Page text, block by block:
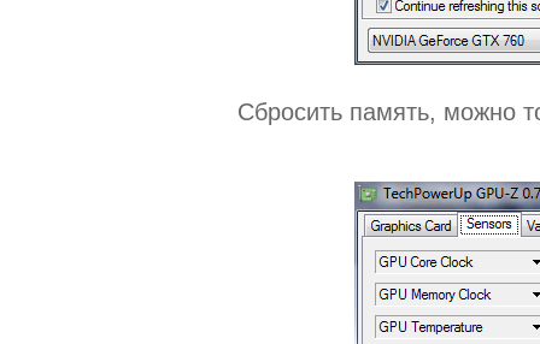
Сбросить память, можно